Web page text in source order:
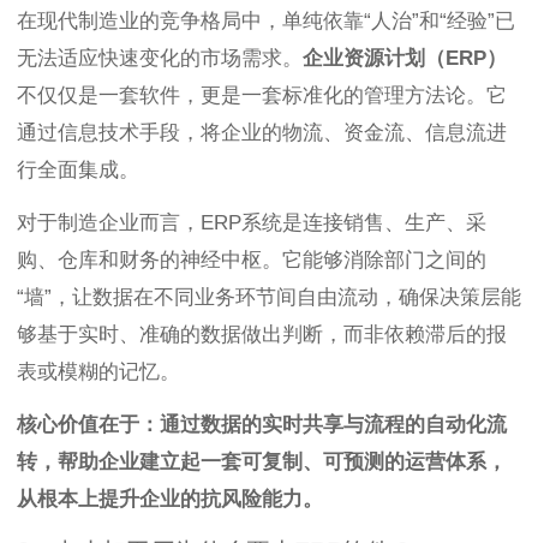
在现代制造业的竞争格局中，单纯依靠“人治”和“经验”已
无法适应快速变化的市场需求。 企业资源计划（ERP）
不仅仅是一套软件，更是一套标准化的管理方法论。它
通过信息技术手段，将企业的物流、资金流、信息流进
行全面集成。
对于制造企业而言，ERP系统是连接销售、生产、采
购、仓库和财务的神经中枢。它能够消除部门之间的
“墙”，让数据在不同业务环节间自由流动，确保决策层能
够基于实时、准确的数据做出判断，而非依赖滞后的报
表或模糊的记忆。
核心价值在于：通过数据的实时共享与流程的自动化流
转，帮助企业建立起一套可复制、可预测的运营体系，
从根本上提升企业的抗风险能力。